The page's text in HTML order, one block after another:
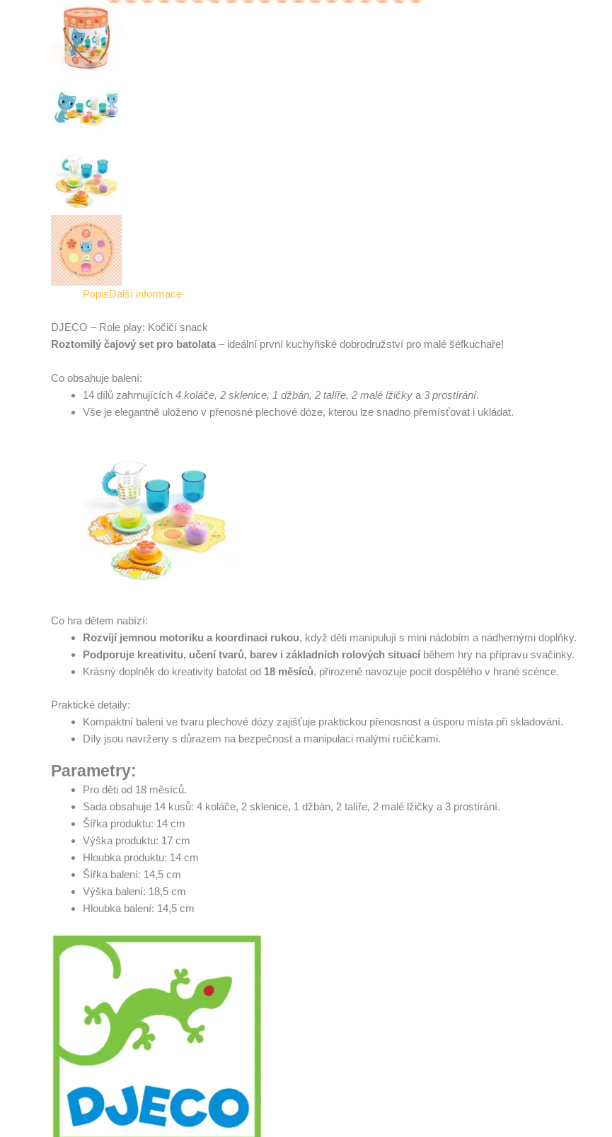
PopisDalší informace
DJECO – Role play: Kočičí snack
Roztomilý čajový set pro batolata – ideální první kuchyňské dobrodružství pro malé šéfkuchaře!
Co obsahuje balení:
14 dílů zahrnujících 4 koláče, 2 sklenice, 1 džbán, 2 talíře, 2 malé lžičky a 3 prostírání.
Vše je elegantně uloženo v přenosné plechové dóze, kterou lze snadno přemísťovat i ukládat.
Co hra dětem nabízí:
Rozvíjí jemnou motoriku a koordinaci rukou, když děti manipulují s mini nádobím a nádhernými doplňky.
Podporuje kreativitu, učení tvarů, barev i základních rolových situacíběhem hry na přípravu svačinky.
Krásný doplněk do kreativity batolat od 18 měsíců, přirozeně navozuje pocit dospělého v hrané scénce.
Praktické detaily:
Kompaktní balení ve tvaru plechové dózy zajišťuje praktickou přenosnost a úsporu místa při skladování.
Díly jsou navrženy s důrazem na bezpečnost a manipulaci malými ručičkami.
Parametry:
Pro děti od 18 měsíců.
Sada obsahuje 14 kusů: 4 koláče, 2 sklenice, 1 džbán, 2 talíře, 2 malé lžičky a 3 prostírání.
Šířka produktu: 14 cm
Výška produktu: 17 cm
Hloubka produktu: 14 cm
Šířka balení: 14,5 cm
Výška balení: 18,5 cm
Hloubka balení: 14,5 cm